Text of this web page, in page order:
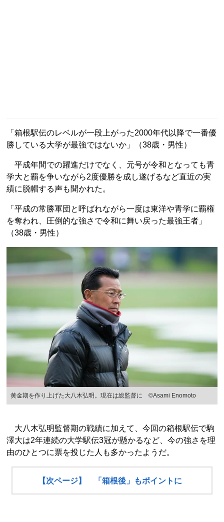
「箱根駅伝のレベルが一段上がった2000年代以降で一番優
勝している大学が最強ではないか」（38歳・男性）
平成年間での躍進だけでなく、元号が令和となっても青
学大と覇を争いながら2度優勝を成し遂げるなど直近の実
績に脱帽する声も聞かれた。
「平成の常勝軍団と呼ばれながら一度は東洋や青学に覇権
を奪われ、圧倒的な強さで令和に舞い戻った最強王者」
（38歳・男性）
黄金期を作り上げた大八木弘明。現在は総監督に ©Asami Enomoto
大八木弘明監督期の戦績に加えて、今回の箱根駅伝で駒
澤大は2年連続の大学駅伝3冠が懸かるなど、今の強さを理
由のひとつに票を投じた人も多かったようだ。
【次ページ】 「箱根後」もポイントに